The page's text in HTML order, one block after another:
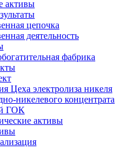
активы
цепочка
деятельность
фабрика
Цеха электролиза никеля
никелевого концентрата
ГОК
активы